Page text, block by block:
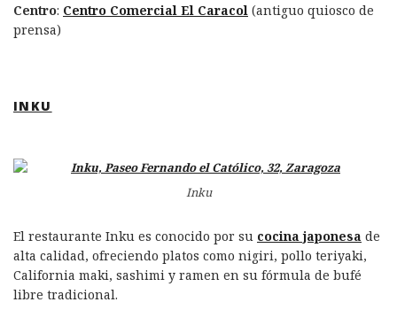
Centro: Centro Comercial El Caracol (antiguo quiosco de
prensa)
INKU
Inku
El restaurante Inku es conocido por su cocina japonesa de
alta calidad, ofreciendo platos como nigiri, pollo teriyaki,
California maki, sashimi y ramen en su fórmula de bufé
libre tradicional.